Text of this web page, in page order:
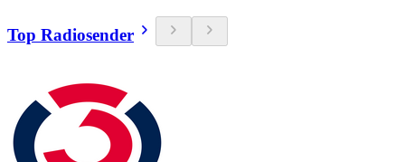
Top Radiosender